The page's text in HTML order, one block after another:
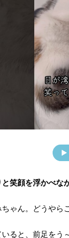
笑顔を浮かべな
ゃん。どうやら
ると、前足をう